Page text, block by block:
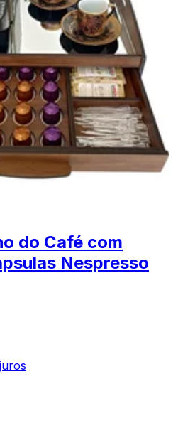
do Café com
Nespresso